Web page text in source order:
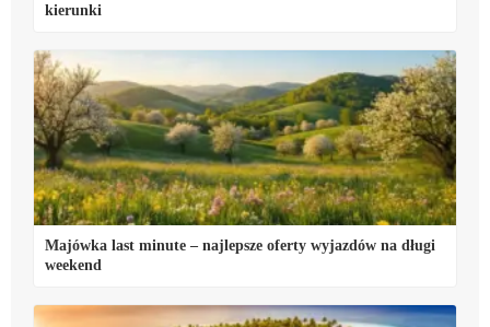
kierunki
Majówka last minute – najlepsze oferty wyjazdów na długi
weekend